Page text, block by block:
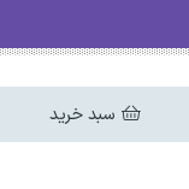
سبد خرید